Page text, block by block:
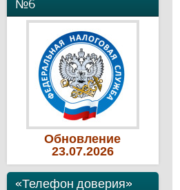
№6
Обновление
23.07.2026
«Телефон доверия»